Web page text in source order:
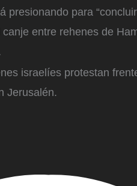
presionando para
entre rehenes de
israelíes protestan
Jerusalén.